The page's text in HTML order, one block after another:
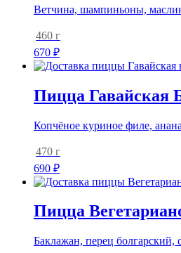
Ветчина, шампиньоны,
460 г
670 ₽
Пицца Гавайская
Копчёное куриное филе,
470 г
690 ₽
Пицца
Баклажан, перец